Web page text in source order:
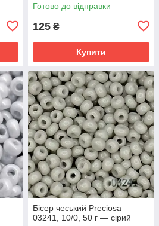
Готово до відправки
125 ₴
Купити
Бісер чеський Preciosa
03241, 10/0, 50 г — сірий